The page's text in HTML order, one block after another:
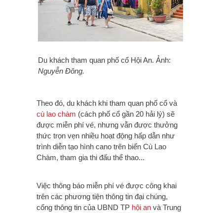
Du khách tham quan phố cổ Hội An. Ảnh:
Nguyễn Đông.
Theo đó, du khách khi tham quan phố cổ và
cù lao chàm (cách phố cổ gần 20 hải lý) sẽ
được miễn phí vé, nhưng vẫn được thưởng
thức trọn vẹn nhiều hoạt động hấp dẫn như
trình diễn tạo hình cano trên biển Cù Lao
Chàm, tham gia thi đấu thể thao...
Việc thông báo miễn phí vé được công khai
trên các phương tiện thông tin đại chúng,
cổng thông tin của UBND TP hội an và Trung